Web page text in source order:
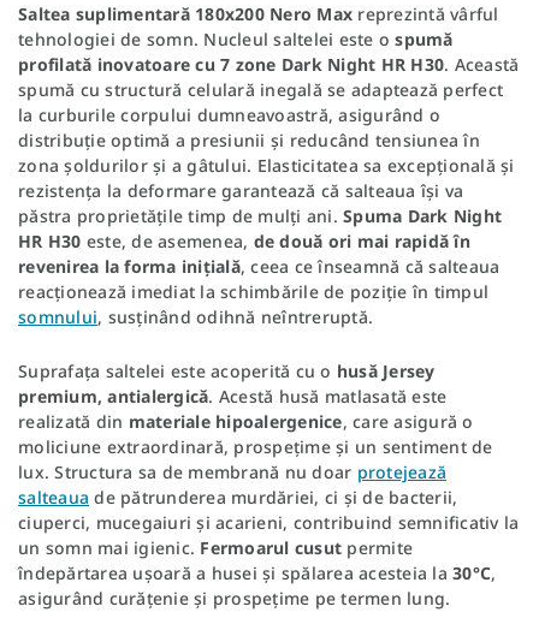
Saltea suplimentară 180x200 Nero Max reprezintă vârful
tehnologiei de somn. Nucleul saltelei este ospumă
profilată inovatoare cu 7 zone Dark Night HR H30. Această
spumă cu structură celulară inegală se adaptează perfect
la curburile corpului dumneavoastră, asigurând o
distribuție optimă a presiunii și reducând tensiunea în
zona șoldurilor și a gâtului. Elasticitatea sa excepțională și
rezistența la deformare garantează că salteaua își va
păstra proprietățile timp de mulți ani. Spuma Dark Night
HR H30 este, de asemenea, de două ori mai rapidă în
revenirea la forma inițială, ceea ce înseamnă că salteaua
reacționează imediat la schimbările de poziție în timpul
somnului, susținând odihnă neîntreruptă.
Suprafața saltelei este acoperită cu o husă Jersey
premium, antialergică. Acestă husă matlasată este
realizată din materiale hipoalergenice, care asigură o
moliciune extraordinară, prospețime și un sentiment de
lux. Structura sa de membrană nu doar protejează
salteaua de pătrunderea murdăriei, ci și de bacterii,
ciuperci, mucegaiuri și acarieni, contribuind semnificativ la
un somn mai igienic. Fermoarul cusut permite
îndepărtarea ușoară a husei și spălarea acesteia la 30°C,
asigurând curățenie și prospețime pe termen lung.